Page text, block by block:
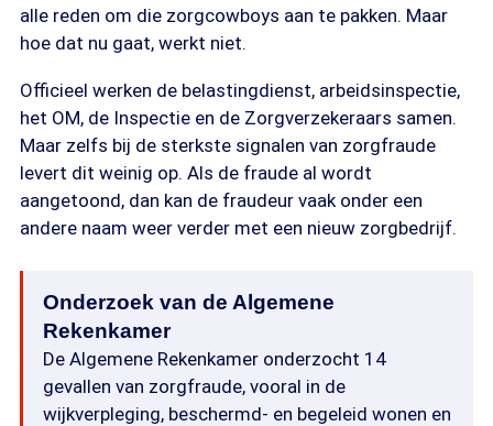
alle reden om die zorgcowboys aan te pakken. Maar
hoe dat nu gaat, werkt niet.
Officieel werken de belastingdienst, arbeidsinspectie,
het OM, de Inspectie en de Zorgverzekeraars samen.
Maar zelfs bij de sterkste signalen van zorgfraude
levert dit weinig op. Als de fraude al wordt
aangetoond, dan kan de fraudeur vaak onder een
andere naam weer verder met een nieuw zorgbedrijf.
Onderzoek van de Algemene
Rekenkamer
De Algemene Rekenkamer onderzocht 14
gevallen van zorgfraude, vooral in de
wijkverpleging, beschermd- en begeleid wonen en